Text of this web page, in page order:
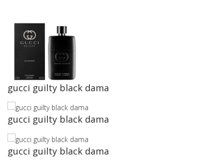
gucci guilty black dama
gucci guilty black dama
gucci guilty black dama